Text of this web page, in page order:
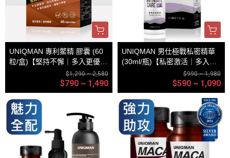
UNIQMAN 專利鱉精 膠囊 (60
粒/盒)【堅持不懈｜多入更優
$1,290 ~ 2,580
$790 ~ 1,490
UNIQMAN 男仕極戰私密精華
(30ml/瓶)【私密激活｜多入更
$990 ~ 1,980
$590 ~ 1,090